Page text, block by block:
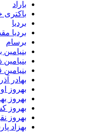
باکتری خان
بردیا مقدم
بنیامین بهادری
بنیامین ذاکری
بنیامین قهرمان
بهادر آذریان
بهروز اوجاقی
بهروز بهرام
بهروز کشاورزیان
بهروز نقویان
بهزاد پارسایی